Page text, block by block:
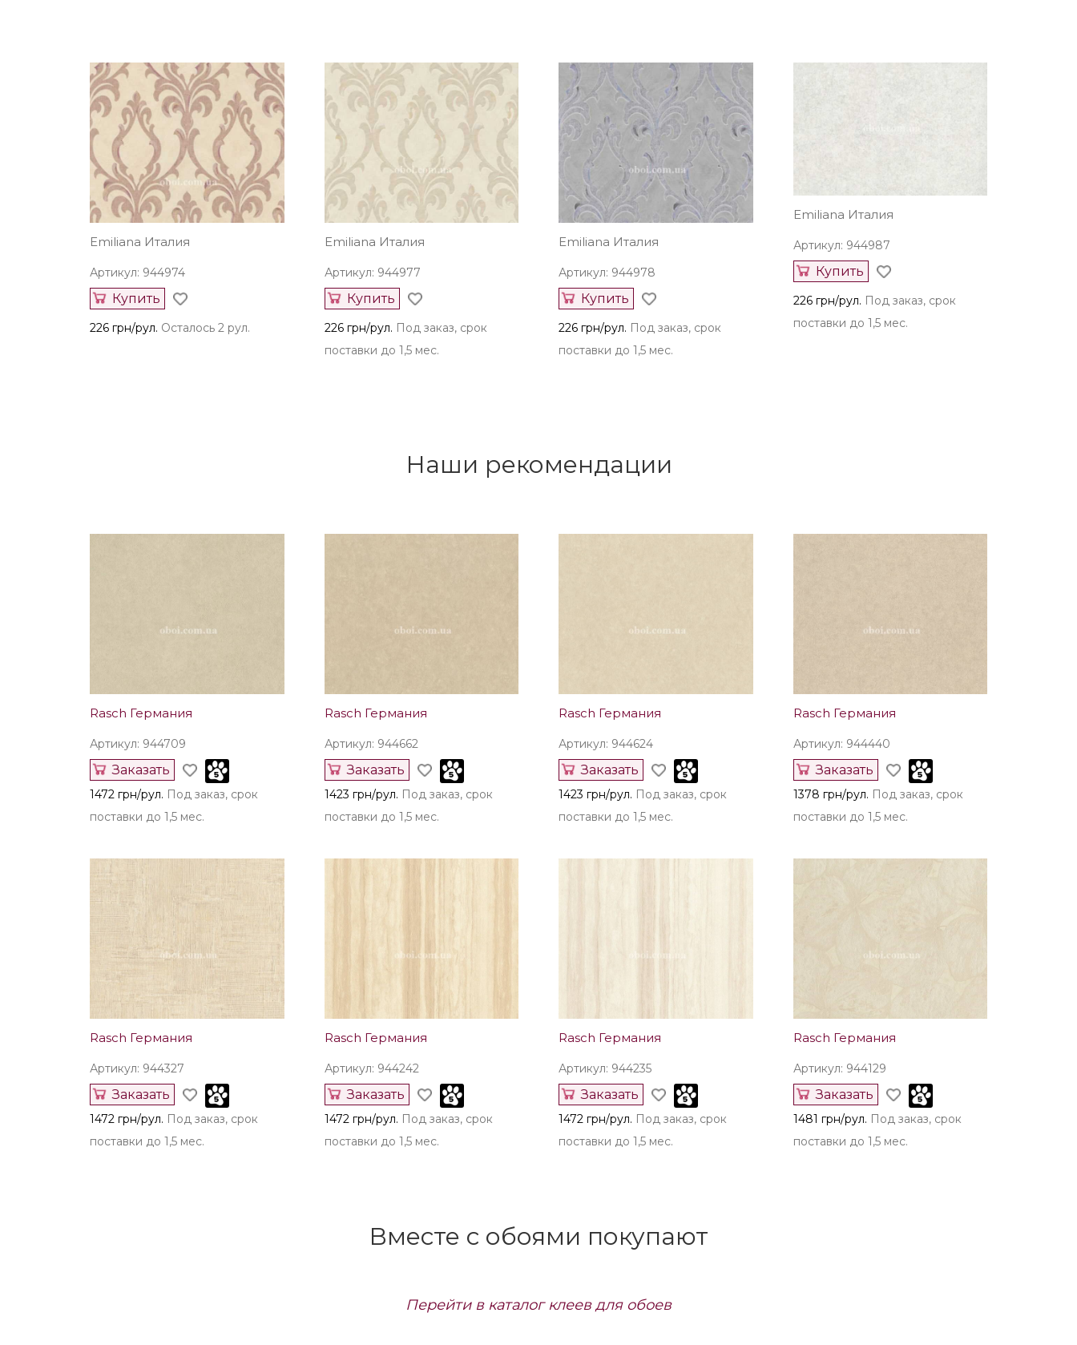
Emiliana Италия
Артикул: 944974
Купить
226 грн/рул. Осталось 2 рул.
Emiliana Италия
Артикул: 944977
Купить
226 грн/рул. Под заказ, срок
поставки до 1,5 мес.
Emiliana Италия
Артикул: 944978
Купить
226 грн/рул. Под заказ, срок
поставки до 1,5 мес.
Emiliana Италия
Артикул: 944987
Купить
226 грн/рул. Под заказ, срок
поставки до 1,5 мес.
Наши рекомендации
Rasch Германия
Артикул: 944709
Заказать
1472 грн/рул. Под заказ, срок
поставки до 1,5 мес.
Rasch Германия
Артикул: 944662
Заказать
1423 грн/рул. Под заказ, срок
поставки до 1,5 мес.
Rasch Германия
Артикул: 944624
Заказать
1423 грн/рул. Под заказ, срок
поставки до 1,5 мес.
Rasch Германия
Артикул: 944440
Заказать
1378 грн/рул. Под заказ, срок
поставки до 1,5 мес.
Rasch Германия
Артикул: 944327
Заказать
1472 грн/рул. Под заказ, срок
поставки до 1,5 мес.
Rasch Германия
Артикул: 944242
Заказать
1472 грн/рул. Под заказ, срок
поставки до 1,5 мес.
Rasch Германия
Артикул: 944235
Заказать
1472 грн/рул. Под заказ, срок
поставки до 1,5 мес.
Rasch Германия
Артикул: 944129
Заказать
1481 грн/рул. Под заказ, срок
поставки до 1,5 мес.
Вместе с обоями покупают
Перейти в каталог клеев для обоев